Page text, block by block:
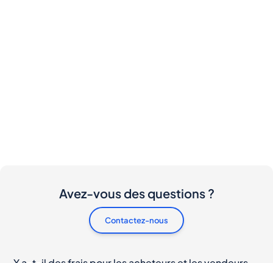
Avez-vous des questions ?
Contactez-nous